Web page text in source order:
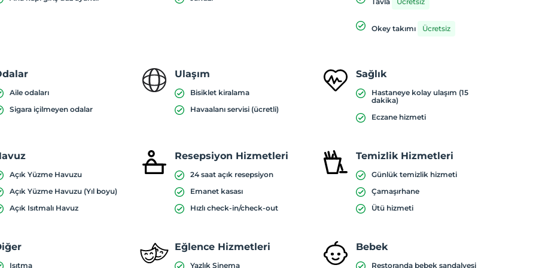
Okey takımı Ücretsiz
Aile odaları
Sigara içilmeyen odalar
Ulaşım
Bisiklet kiralama
Havaalanı servisi (ücretli)
Sağlık
Hastaneye kolay ulaşım (15
dakika)
Eczane hizmeti
Açık Yüzme Havuzu
Açık Yüzme Havuzu (Yıl boyu)
Açık Isıtmalı Havuz
Resepsiyon Hizmetleri
24 saat açık resepsiyon
Emanet kasası
Hızlı check-in/check-out
Temizlik Hizmetleri
Günlük temizlik hizmeti
Çamaşırhane
Ütü hizmeti
Isıtma
Eğlence Hizmetleri
Yazlık Sinema
Bebek
Restoranda bebek sandalyesi